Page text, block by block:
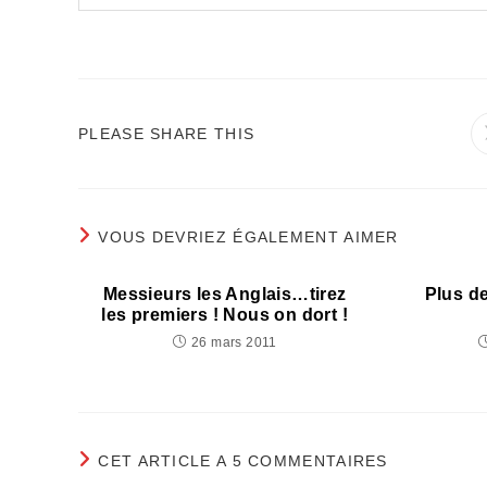
PLEASE SHARE THIS
VOUS DEVRIEZ ÉGALEMENT AIMER
Messieurs les Anglais…tirez
les premiers ! Nous on dort !
26 mars 2011
Plus
CET ARTICLE A 5 COMMENTAIRES